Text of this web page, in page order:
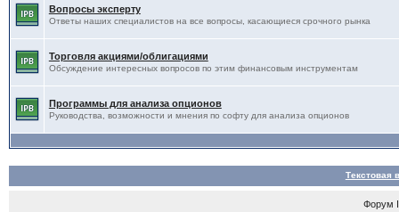
Вопросы эксперту
Ответы наших специалистов на все вопросы, касающиеся срочного рынка
Торговля акциями/облигациями
Обсуждение интересных вопросов по этим финансовым инструментам
Программы для анализа опционов
Руководства, возможности и мнения по софту для анализа опционов
Текстовая
Форум